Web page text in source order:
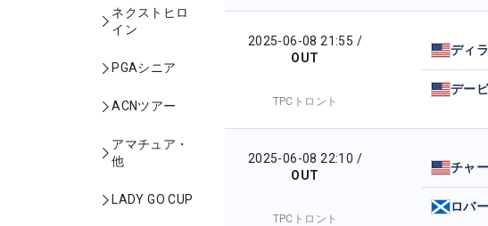
ネクストヒロ
イン
PGAシニア
ACNツアー
アマチュア・
他
LADY GO CUP
2025-06-08 21:55 /
OUT
TPCトロント
ディ
デー
2025-06-08 22:10 /
OUT
TPCトロント
チャ
ロバ